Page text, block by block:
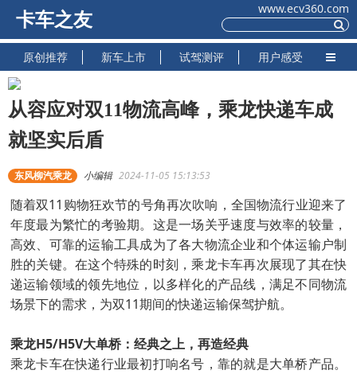
卡车之友
www.ecv360.com
原创推荐 新车上市 试驾测评 用户感受
从容应对双11物流高峰，乘龙快递车成
就坚实后盾
东风柳汽乘龙 小编辑 2024-11-05 15:13:53
随着双11购物狂欢节的号角再次吹响，全国物流行业迎来了
年度最为繁忙的考验期。这是一场关乎速度与效率的较量，
高效、可靠的运输工具成为了各大物流企业和个体运输户制
胜的关键。在这个特殊的时刻，乘龙卡车再次展现了其在快
递运输领域的领先地位，以多样化的产品线，满足不同物流
场景下的需求，为双11期间的快递运输保驾护航。
乘龙H5/H5V大单桥：经典之上，再造经典
乘龙卡车在快递行业最初打响名号，靠的就是大单桥产品。